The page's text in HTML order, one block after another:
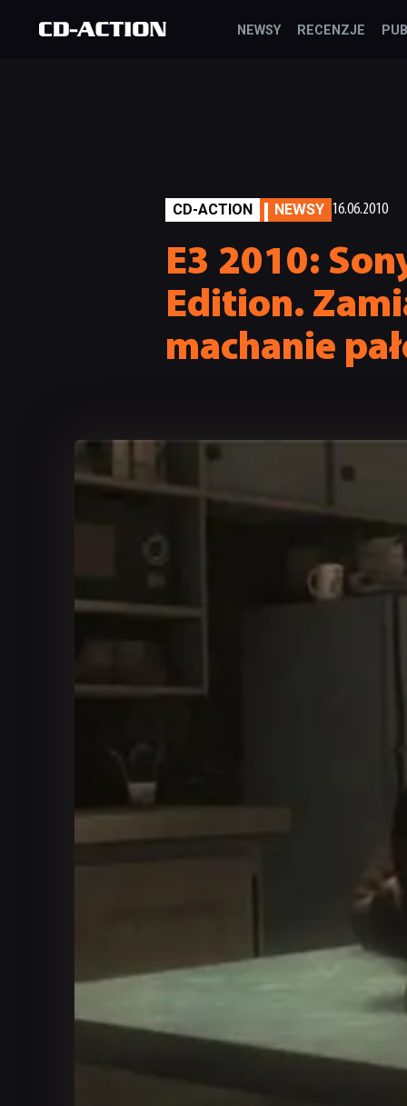
NEWSY RECENZJE
CD-ACTION NEWSY 16.06.2010
E3 2010:
Edition.
machanie